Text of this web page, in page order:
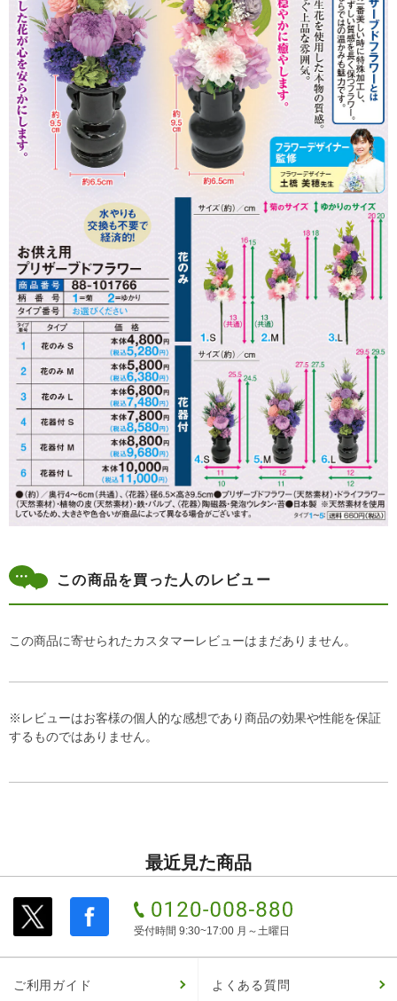
この商品を買った人のレビュー
この商品に寄せられたカスタマーレビューはまだありません。
※レビューはお客様の個人的な感想であり商品の効果や性能を保証
するものではありません。
最近見た商品
受付時間 9:30~17:00 月～土曜日
ご利用ガイド よくある質問